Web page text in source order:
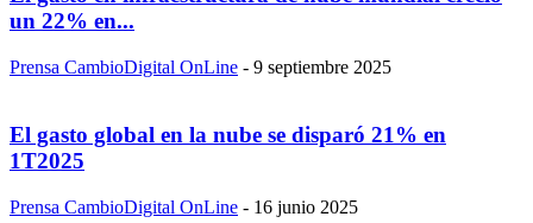
un 22% en...
Prensa CambioDigital OnLine - 9 septiembre 2025
El gasto global en la nube se disparó 21% en
1T2025
Prensa CambioDigital OnLine - 16 junio 2025